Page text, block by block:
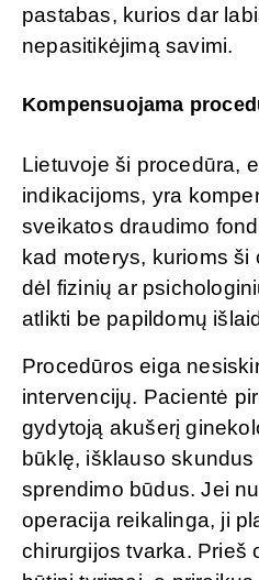
pastabas, kurios dar
nepasitikėjimą savimi.
Kompensuojama
Lietuvoje ši procedūra,
indikacijoms, yra
sveikatos draudimo
kad moterys, kurioms
dėl fizinių ar
atlikti be papildomų
Procedūros eiga
intervencijų. Pacientė
gydytoją akušerį
būklę, išklauso
sprendimo būdus. Jei
operacija reikalinga, ji
chirurgijos tvarka. Prieš